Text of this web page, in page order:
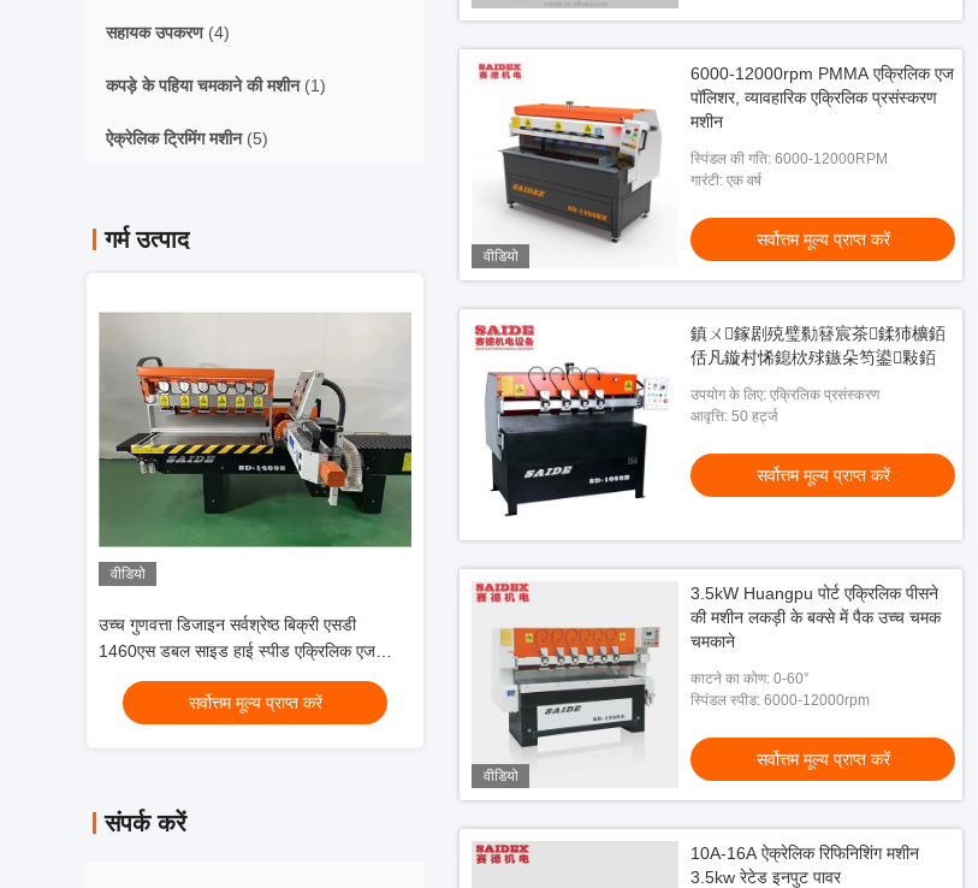
सहायक उपकरण(4)
कपड़े के पहिया चमकाने की मशीन(1)
ऐक्रेलिक ट्रिमिंग मशीन(5)
गर्म उत्पाद
वीडियो
उच्च गुणवत्ता डिजाइन सर्वश्रेष्ठ बिक्री एसडी
1460एस डबल साइड हाई स्पीड एक्रिलिक एज
पॉलिशिंग मशीन आपूर्तिकर्ता
सर्वोत्तम मूल्य प्राप्त करें
उच्च गुणवत्ता डिजाइन सर्वश्रेष्ठ बिक्री एसडी
1460एस डबल साइड हाई स्पीड एक्रिलिक एज
पॉलिशिंग मशीन आपूर्तिकर्ता
सर्वोत्तम मूल्य प्राप्त करें
संपर्क करें
वीडियो
6000-12000rpm PMMA एक्रिलिक एज
पॉलिशर, व्यावहारिक एक्रिलिक प्रसंस्करण
मशीन
स्पिंडल की गति: 6000-12000RPM
गारंटी: एक वर्ष
सर्वोत्तम मूल्य प्राप्त करें
鎮ㄨ鎵剧殑璧勬簮宸茶鍒犻櫎銆
佸凡鏇村悕鎴栨殏鏃朵笉鍙敤銆
उपयोग के लिए: एक्रिलिक प्रसंस्करण
आवृत्ति: 50 हर्ट्ज
सर्वोत्तम मूल्य प्राप्त करें
वीडियो
3.5kW Huangpu पोर्ट एक्रिलिक पीसने
की मशीन लकड़ी के बक्से में पैक उच्च चमक
चमकाने
काटने का कोण: 0-60°
स्पिंडल स्पीड: 6000-12000rpm
सर्वोत्तम मूल्य प्राप्त करें
10A-16A ऐक्रेलिक रिफिनिशिंग मशीन
3.5kw रेटेड इनपुट पावर